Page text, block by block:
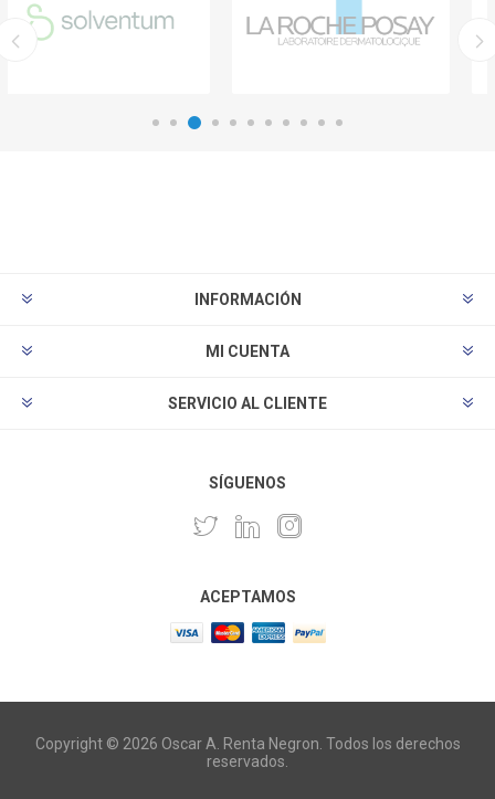
INFORMACIÓN
MI CUENTA
SERVICIO AL CLIENTE
SÍGUENOS
ACEPTAMOS
Copyright © 2026 Oscar A. Renta Negron. Todos los derechos
reservados.